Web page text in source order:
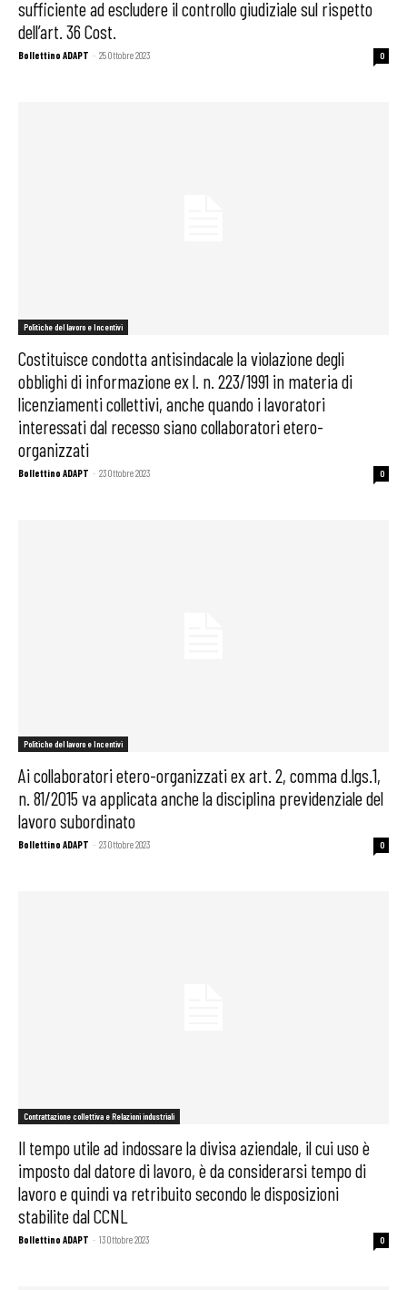
sufficiente ad escludere il controllo giudiziale sul rispetto
dell’art. 36 Cost.
Bollettino ADAPT - 25 Ottobre 2023 0
Politiche del lavoro e Incentivi
Costituisce condotta antisindacale la violazione degli
obblighi di informazione ex l. n. 223/1991 in materia di
licenziamenti collettivi, anche quando i lavoratori
interessati dal recesso siano collaboratori etero-
organizzati
Bollettino ADAPT - 23 Ottobre 2023 0
Politiche del lavoro e Incentivi
Ai collaboratori etero-organizzati ex art. 2, comma d.lgs.1,
n. 81/2015 va applicata anche la disciplina previdenziale del
lavoro subordinato
Bollettino ADAPT - 23 Ottobre 2023 0
Contrattazione collettiva e Relazioni industriali
Il tempo utile ad indossare la divisa aziendale, il cui uso è
imposto dal datore di lavoro, è da considerarsi tempo di
lavoro e quindi va retribuito secondo le disposizioni
stabilite dal CCNL
Bollettino ADAPT - 13 Ottobre 2023 0